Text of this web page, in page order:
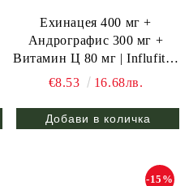
Ехинацея 400 мг +
Андрографис 300 мг +
Витамин Ц 80 мг | Influfit C
| Fitobios, 12 табл.
€8.53 16.68лв.
-15%